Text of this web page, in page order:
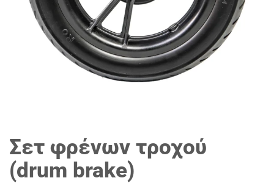
Σετ φρένων τροχού
(drum brake)